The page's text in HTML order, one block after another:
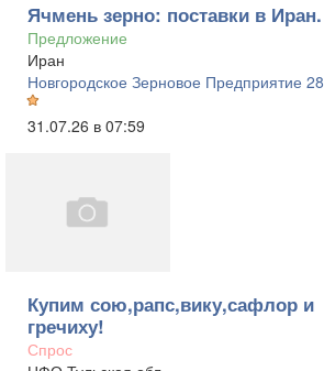
Ячмень зерно: поставки в Иран.
Предложение
Иран
Новгородское Зерновое Предприятие 28
31.07.26 в 07:59
Купим сою,рапс,вику,сафлор и
гречиху!
Спрос